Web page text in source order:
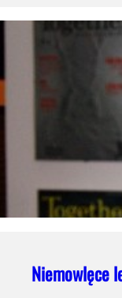
Niemowlęce